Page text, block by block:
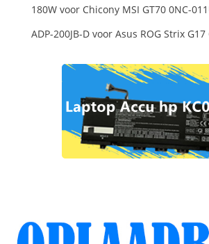
180W voor Chicony MSI GT70 0NC-